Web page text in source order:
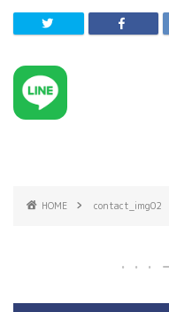
HOME contact_img02